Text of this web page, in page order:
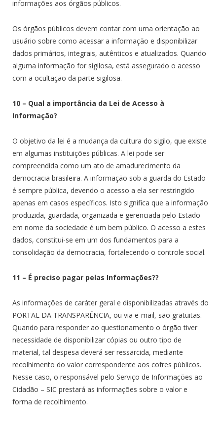
informações aos órgãos públicos.
Os órgãos públicos devem contar com uma orientação ao
usuário sobre como acessar a informação e disponibilizar
dados primários, integrais, autênticos e atualizados. Quando
alguma informação for sigilosa, está assegurado o acesso
com a ocultação da parte sigilosa.
10 – Qual a importância da Lei de Acesso à
Informação?
O objetivo da lei é a mudança da cultura do sigilo, que existe
em algumas instituições públicas. A lei pode ser
compreendida como um ato de amadurecimento da
democracia brasileira. A informação sob a guarda do Estado
é sempre pública, devendo o acesso a ela ser restringido
apenas em casos específicos. Isto significa que a informação
produzida, guardada, organizada e gerenciada pelo Estado
em nome da sociedade é um bem público. O acesso a estes
dados, constitui-se em um dos fundamentos para a
consolidação da democracia, fortalecendo o controle social.
11 – É preciso pagar pelas Informações??
As informações de caráter geral e disponibilizadas através do
PORTAL DA TRANSPARÊNCIA, ou via e-mail, são gratuitas.
Quando para responder ao questionamento o órgão tiver
necessidade de disponibilizar cópias ou outro tipo de
material, tal despesa deverá ser ressarcida, mediante
recolhimento do valor correspondente aos cofres públicos.
Nesse caso, o responsável pelo Serviço de Informações ao
Cidadão – SIC prestará as informações sobre o valor e
forma de recolhimento.